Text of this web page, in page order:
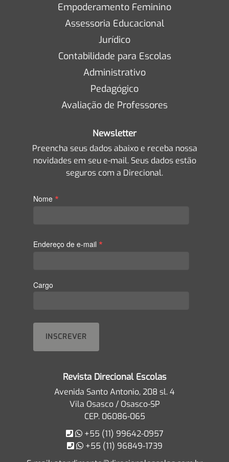
Empoderamento Feminino
Assessoria Educacional
Jurídico
Contabilidade para Escolas
Administrativo
Pedagógico
Avaliação de Professores
Newsletter
Preencha seus dados abaixo e receba nossa
novidades em seu e-mail. Seus dados estão
seguros com a Direcional.
Nome *
Endereço de e-mail *
Cargo
Revista Direcional Escolas
Avenida Santo Antonio, 208 sl. 4
Vila Osasco / Osasco-SP
CEP. 06086-065
+55 (11) 99642-0957
+55 (11) 96849-1739